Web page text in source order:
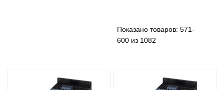
Показано товаров: 571-
600 из 1082